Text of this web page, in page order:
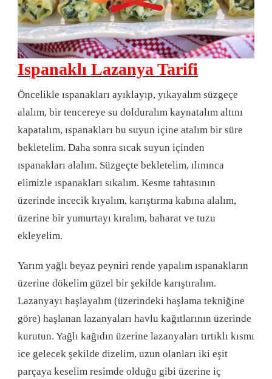
Ispanaklı Lazanya Tarifi
Öncelikle ıspanakları ayıklayıp, yıkayalım süzgeçe
alalım, bir tencereye su dolduralım kaynatalım altını
kapatalım, ıspanakları bu suyun içine atalım bir süre
bekletelim. Daha sonra sıcak suyun içinden
ıspanakları alalım. Süzgeçte bekletelim, ılınınca
elimizle ıspanakları sıkalım. Kesme tahtasının
üzerinde incecik kıyalım, karıştırma kabına alalım,
üzerine bir yumurtayı kıralım, baharat ve tuzu
ekleyelim.
Yarım yağlı beyaz peyniri rende yapalım ıspanakların
üzerine dökelim güzel bir şekilde karıştıralım.
Lazanyayı haşlayalım (üzerindeki haşlama tekniğine
göre) haşlanan lazanyaları havlu kağıtlarının üzerinde
kurutun. Yağlı kağıdın üzerine lazanyaları tırtıklı kısmı
ice gelecek şekilde dizelim, uzun olanları iki eşit
parçaya keselim resimde olduğu gibi üzerine iç